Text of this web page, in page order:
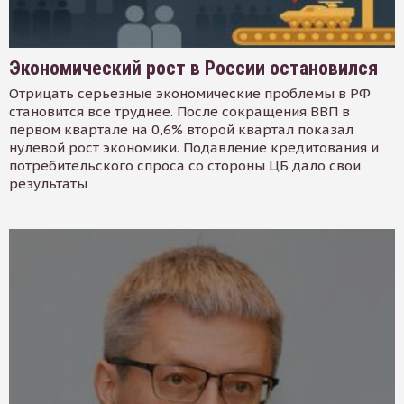
Экономический рост в России остановился
Отрицать серьезные экономические проблемы в РФ
становится все труднее. После сокращения ВВП в
первом квартале на 0,6% второй квартал показал
нулевой рост экономики. Подавление кредитования и
потребительского спроса со стороны ЦБ дало свои
результаты